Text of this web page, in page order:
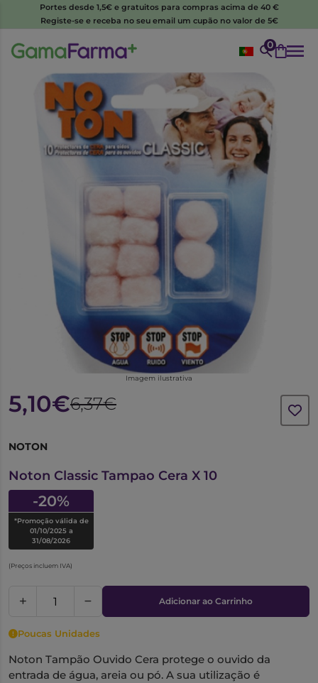
Portes desde 1,5€ e gratuitos para compras acima de 40 €
Registe-se e receba no seu email um cupão no valor de 5€
0
Imagem ilustrativa
5,10€6,37€
NOTON
Noton Classic Tampao Cera X 10
-20%
*Promoção válida de
01/10/2025 a
31/08/2026
(Preços incluem IVA)
Adicionar ao Carrinho
Poucas Unidades
Noton Tampão Ouvido Cera protege o ouvido da
entrada de água, areia ou pó. A sua utilização é